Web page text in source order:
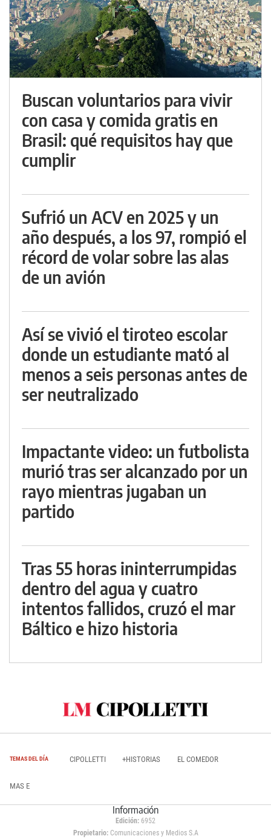
Buscan voluntarios para vivir
con casa y comida gratis en
Brasil: qué requisitos hay que
cumplir
Sufrió un ACV en 2025 y un
año después, a los 97, rompió el
récord de volar sobre las alas
de un avión
Así se vivió el tiroteo escolar
donde un estudiante mató al
menos a seis personas antes de
ser neutralizado
Impactante video: un futbolista
murió tras ser alcanzado por un
rayo mientras jugaban un
partido
Tras 55 horas ininterrumpidas
dentro del agua y cuatro
intentos fallidos, cruzó el mar
Báltico e hizo historia
TEMAS DEL DÍA CIPOLLETTI +HISTORIAS EL COMEDOR
MAS E
Información
Edición: 6952
Propietario:Comunicaciones y Medios S.A